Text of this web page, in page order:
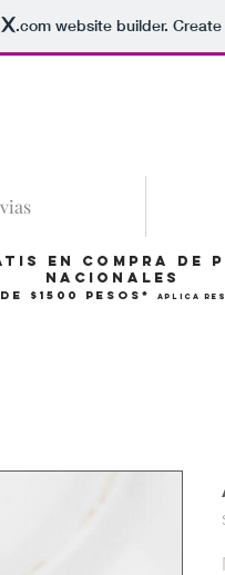
.comwebsite builder.
en compra de
Nacionales
$1500 pesos* Aplica